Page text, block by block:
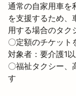
通常の自家用車を
を支援するため、
用する場合のタク
〇定額のチケット
対象者：要介護1
〇福祉タクシー、
す